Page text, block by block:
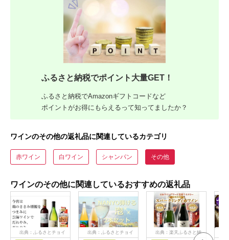
ふるさと納税でポイント大量GET！
ふるさと納税でAmazonギフトコードなど
ポイントがお得にもらえるって知ってましたか？
ワインのその他の返礼品に関連しているカテゴリ
赤ワイン 白ワイン シャンパン その他
ワインのその他に関連しているおすすめの返礼品
出典：ふるさとチョイ
出典：ふるさとチョイ
出典：楽天ふるさと納